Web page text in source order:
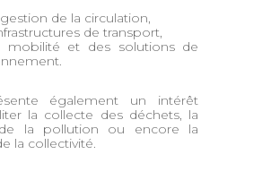
de la circulation,
de transport,
mobilité et des solutions de
également un intérêt
la collecte des déchets, la
la pollution ou encore la
la collectivité.